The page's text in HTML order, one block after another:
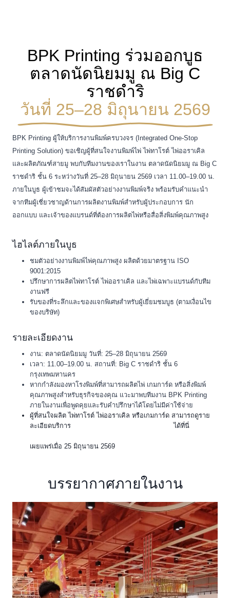
BPK Printing ร่วมออกบูธ
ตลาดนัดนิยมมู ณ Big C
ราชดำริ
วันที่ 25–28 มิถุนายน 2569
BPK Printing ผู้ให้บริการงานพิมพ์ครบวงจร (Integrated One-Stop
Printing Solution) ขอเชิญผู้ที่สนใจงานพิมพ์ไพ่ ไพ่ทาโรต์ ไพ่ออราเคิล
และผลิตภัณฑ์สายมู พบกับทีมงานของเราในงาน ตลาดนัดนิยมมู ณ Big C
ราชดำริ ชั้น 6 ระหว่างวันที่ 25–28 มิถุนายน 2569 เวลา 11.00–19.00 น.
ภายในบูธ ผู้เข้าชมจะได้สัมผัสตัวอย่างงานพิมพ์จริง พร้อมรับคำแนะนำ
จากทีมผู้เชี่ยวชาญด้านการผลิตงานพิมพ์สำหรับผู้ประกอบการ นัก
ออกแบบ และเจ้าของแบรนด์ที่ต้องการผลิตไพ่หรือสื่อสิ่งพิมพ์คุณภาพสูง
ไฮไลต์ภายในบูธ
ชมตัวอย่างงานพิมพ์ไพ่คุณภาพสูง ผลิตด้วยมาตรฐาน ISO
9001:2015
ปรึกษาการผลิตไพ่ทาโรต์ ไพ่ออราเคิล และไพ่เฉพาะแบรนด์กับทีม
งานฟรี
รับของที่ระลึกและของแจกพิเศษสำหรับผู้เยี่ยมชมบูธ (ตามเงื่อนไข
ของบริษัท)
รายละเอียดงาน
งาน: ตลาดนัดนิยมมู วันที่: 25–28 มิถุนายน 2569
เวลา: 11.00–19.00 น. สถานที่: Big C ราชดำริ ชั้น 6
กรุงเทพมหานคร
หากกำลังมองหาโรงพิมพ์ที่สามารถผลิตไพ่ เกมการ์ด หรือสิ่งพิมพ์
คุณภาพสูงสำหรับธุรกิจของคุณ แวะมาพบทีมงาน BPK Printing
ภายในงานเพื่อพูดคุยและรับคำปรึกษาได้โดยไม่มีค่าใช้จ่าย
ผู้ที่สนใจผลิต ไพ่ทาโรต์ ไพ่ออราเคิล หรือเกมการ์ด สามารถดูราย
ละเอียดบริการ
ได้ที่นี่
เผยแพร่เมื่อ 25 มิถุนายน 2569
บรรยากาศภายในงาน